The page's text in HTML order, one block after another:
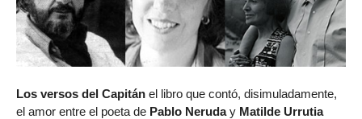
Los versos del Capitán el libro que contó, disimuladamente,
el amor entre el poeta de Pablo Neruday Matilde Urrutia